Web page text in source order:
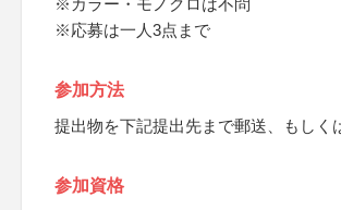
※カラー・モノクロは不問
※応募は一人3点まで
参加方法
提出物を下記提出先まで郵送、もしく
参加資格